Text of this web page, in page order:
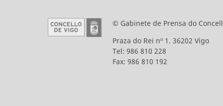
© Gabinete de Prensa do
Praza do Rei nº 1. 36202 Vigo
Tel: 986 810 228
Fax: 986 810 192